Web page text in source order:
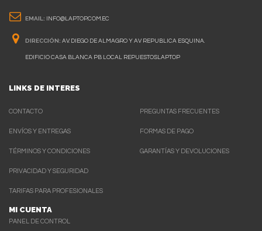
EMAIL: INFO@LAPTOP.COM.EC
DIRECCIÓN: AV. DIEGO DE ALMAGRO Y AV REPUBLICA ESQUINA.
EDIFICIO CASA BLANCA PB LOCAL REPUESTOSLAPTOP
LINKS DE INTERES
CONTACTO
ENVÍOS Y ENTREGAS
TÉRMINOS Y CONDICIONES
PRIVACIDAD Y SEGURIDAD
TARIFAS PARA PROFESIONALES
MI CUENTA
PANEL DE CONTROL
PREGUNTAS FRECUENTES
FORMAS DE PAGO
GARANTÍAS Y DEVOLUCIONES